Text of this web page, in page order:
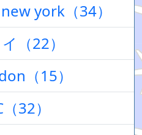
york（34）
（22）
（15）
32）